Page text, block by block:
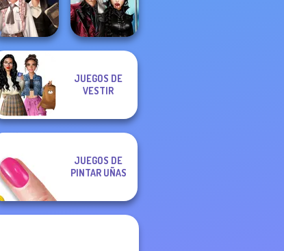
Wednesday's
Breakup
Handbook
Twilight
Enchantment
Vampire R...
JUEGOS DE
VESTIR
JUEGOS DE
PINTAR UÑAS